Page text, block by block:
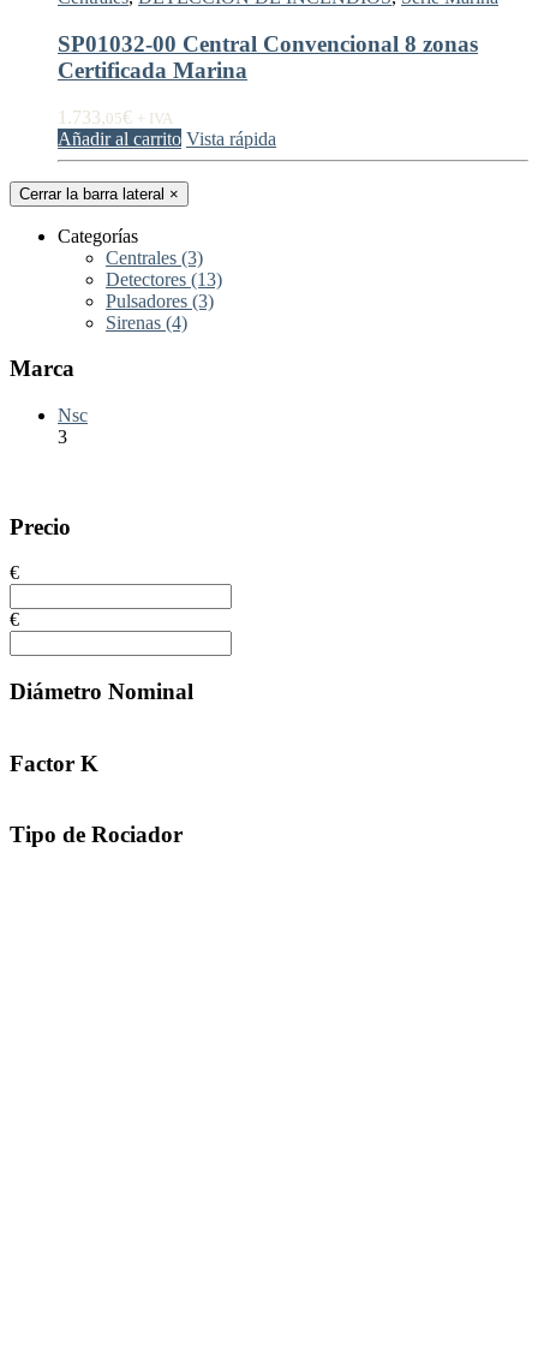
SP01032-00 Central Convencional 8 zonas
Certificada Marina
1.733,05€ + IVA
Añadir al carrito Vista rápida
Cerrar la barra lateral ×
Categorías
Centrales (3)
Detectores (13)
Pulsadores (3)
Sirenas (4)
Marca
Nsc
3
Precio
€
€
Diámetro Nominal
Factor K
Tipo de Rociador